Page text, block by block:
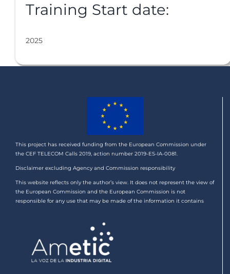
Training Start date:
2025
This project has received funding from the European Commission under
the CEF TELECOM Calls 2019, action number 2019-ES-IA-0081.
Disclaimer excluding Agency and Commission responsibility
This website reflects only the author’s view. It does not represent the view of
the European Commission and the European Commission is not
responsible for any use that may be made of the information it contains